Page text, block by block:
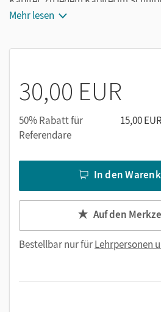
didaktische Kern-Informationen:
Phänomene
als Lernwortschatz
Vorschläge zur Differenzierung
über Webcodes angeboten.
Im Anhang der Handreichungen
Kopiervorlagen mit Materialien
Ergänzung, zur Differenzierung
Schulbuch-Aufgaben.
Mehr lesen
30,00 EUR
50% Rabatt für
Referendare
15,00 EUR
In den
Auf den
Bestellbar nur fürLehrpersonen